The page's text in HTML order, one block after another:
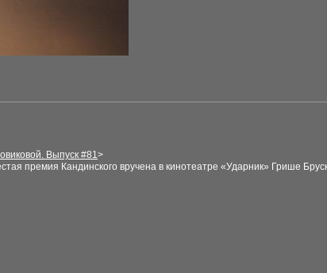
Выпуск #81>
премия Кандинского вручена в кинотеатре «Ударник» Грише